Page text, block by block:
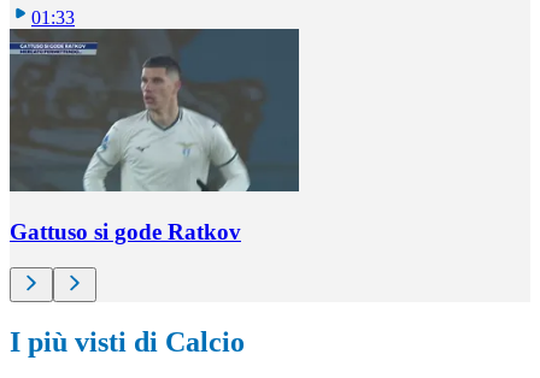
01:33
Gattuso si gode Ratkov
I più visti di Calcio